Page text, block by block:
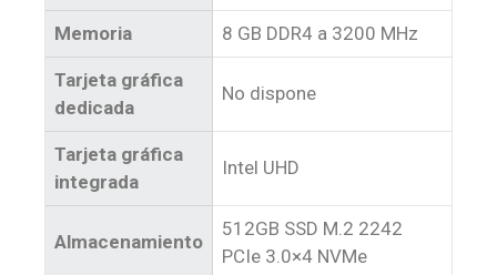
Memoria 8 GB DDR4 a 3200 MHz
Tarjeta gráfica
dedicada
No dispone
Tarjeta gráfica
integrada
Intel UHD
Almacenamiento
512GB SSD M.2 2242
PCIe 3.0×4 NVMe